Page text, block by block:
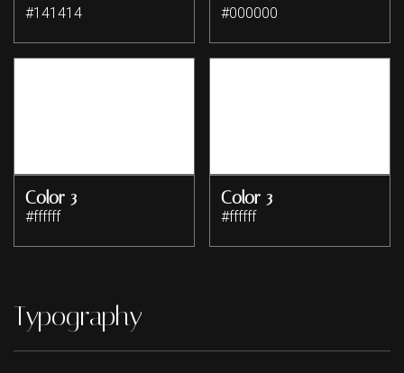
#141414 #000000
Color 3
#ffffff
Color 3
#ffffff
Typography